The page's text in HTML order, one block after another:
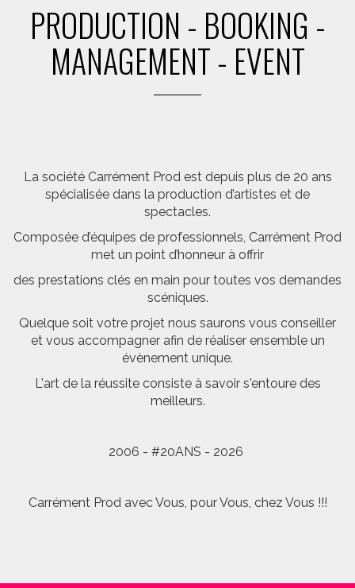
PRODUCTION - BOOKING -
MANAGEMENT - EVENT
La société Carrément Prod est depuis plus de 20 ans
spécialisée dans la production d’artistes et de
spectacles.
Composée d’équipes de professionnels, Carrément Prod
met un point d’honneur à offrir
des prestations clés en main pour toutes vos demandes
scéniques.
Quelque soit votre projet nous saurons vous conseiller
et vous accompagner afin de réaliser ensemble un
évènement unique.
L'art de la réussite consiste à savoir s'entoure des
meilleurs.
2006 - #20ANS - 2026
Carrément Prod avec Vous, pour Vous, chez Vous !!!